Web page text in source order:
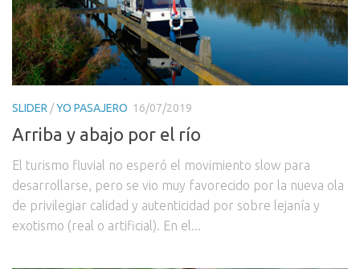
SLIDER /YO PASAJERO 16/07/2019
Arriba y abajo por el río
El turismo fluvial no esperó el movimiento slow para
desarrollarse, pero se vio muy favorecido por la nueva ola
de privilegiar calidad y autenticidad por sobre lejanía y
exotismo (real o artificial). En el...